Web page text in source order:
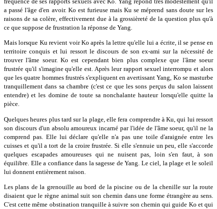
a passé l'âge d'en avoir. Ko est furieuse mais Ku se méprend sans doute sur les
raisons de sa colère, effectivement due à la grossièreté de la question plus qu'à
ce que suppose de frustration la réponse de Yang.
Mais lorsque Ku revient voir Ko après la lettre qu'elle lui a écrite, il se pense en
territoire conquis et lui ressort le discours de son ex-ami sur la nécessité de
trouver l'âme soeur. Ko est cependant bien plus complexe que l'âme soeur
frustrée qu'il s'imagine qu'elle est. Après leur rapport sexuel interrompu et alors
que les quatre hommes frustrés s'expliquent en avertissant Yang, Ko se masturbe
tranquillement dans sa chambre (c'est ce que les sons perçus du salon laissent
entendre) et les domine de toute sa nonchalante hauteur lorsqu'elle quitte la
pièce.
Quelques heures plus tard sur la plage, elle fera comprendre à Ku, qui lui ressort
son discours d'un absolu amoureux incarné par l'idée de l'âme soeur, qu'il ne la
comprend pas. Elle lui déclare qu'elle n'a pas une toile d'araignée entre les
cuisses et qu'il a tort de la croire frustrée. Si elle s'ennuie un peu, elle s'accorde
quelques escapades amoureuses qui ne nuisent pas, loin s'en faut, à son
équilibre. Elle a confiance dans la sagesse de Yang. Le ciel, la plage et le soleil
lui donnent entièrement raison.
Les plans de la grenouille au bord de la piscine ou de la chenille sur la route
disaient que le règne animal suit son chemin dans une forme étrangère au sens.
C'est cette même obstination tranquille à suivre son chemin qui guide Ko et qui